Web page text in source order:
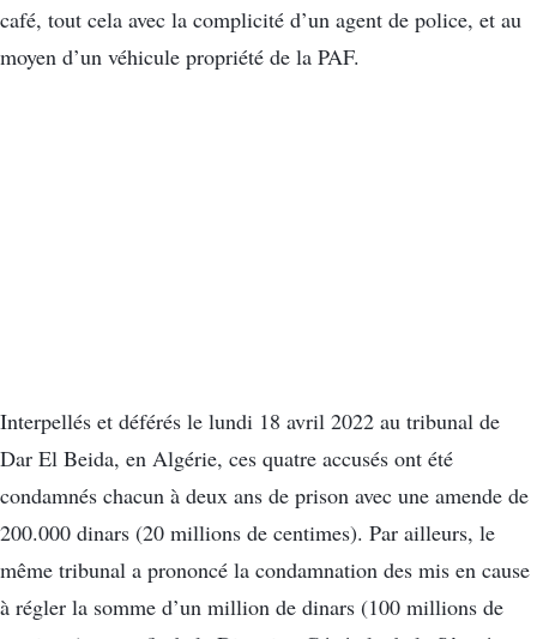
café, tout cela avec la complicité d’un agent de police, et au
moyen d’un véhicule propriété de la PAF.
Interpellés et déférés le lundi 18 avril 2022 au tribunal de
Dar El Beida, en Algérie, ces quatre accusés ont été
condamnés chacun à deux ans de prison avec une amende de
200.000 dinars (20 millions de centimes). Par ailleurs, le
même tribunal a prononcé la condamnation des mis en cause
à régler la somme d’un million de dinars (100 millions de